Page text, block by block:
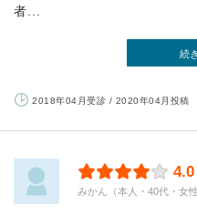
者...
続
2018年04月受診 / 2020年04月投稿
4.0
みかん（本人・40代・女